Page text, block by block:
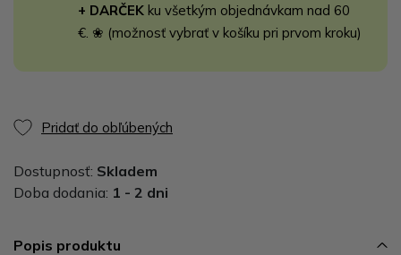
+ DARČEK ku všetkým objednávkam nad 60
€. ❀ (možnosť vybrať v košíku pri prvom kroku)
Pridať do obľúbených
Dostupnosť: Skladem
Doba dodania: 1 - 2 dni
Popis produktu